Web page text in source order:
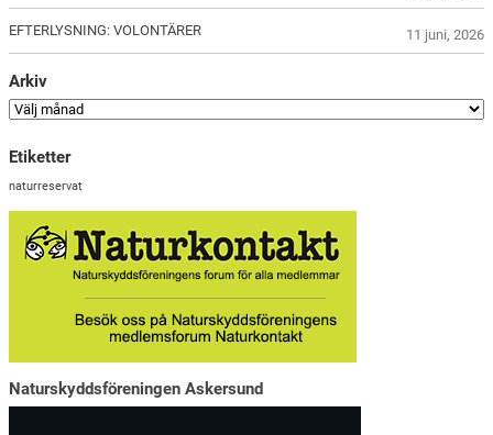
EFTERLYSNING: VOLONTÄRER 11 juni, 2026
Arkiv
Etiketter
naturreservat
Naturskyddsföreningen Askersund